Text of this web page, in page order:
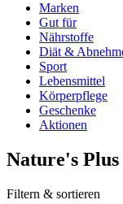
Marken
Gut für
Nährstoffe
Diät &
Sport
Lebensmittel
Körperpflege
Geschenke
Aktionen
Nature's
Filtern & sortieren